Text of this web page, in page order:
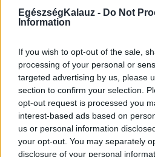
EgészségKalauz - Do Not
Information
If you wish to opt-out of the sale,
processing of your personal or
targeted advertising by us, please
section to confirm your selection.
opt-out request is processed you
interest-based ads based on
us or personal information
your opt-out. You may separately
disclosure of your personal
Életmódváltás
Kutatás
Videók
Kisállatok egészsége
#allergia #influenza
#orvosmeteorológia
#pajzsmirigy#reflux#ekcéma
Regisztráció